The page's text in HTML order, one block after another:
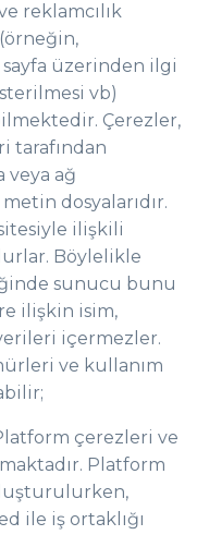
reklamcılık
üzerinden ilgi
vb)
Çerezler,
tarafından
veya ağ
dosyalarıdır.
ilişkili
Böylelikle
sunucu bunu
ilişkin isim,
içermezler.
ve kullanım
çerezleri ve
Platform
ile iş ortaklığı